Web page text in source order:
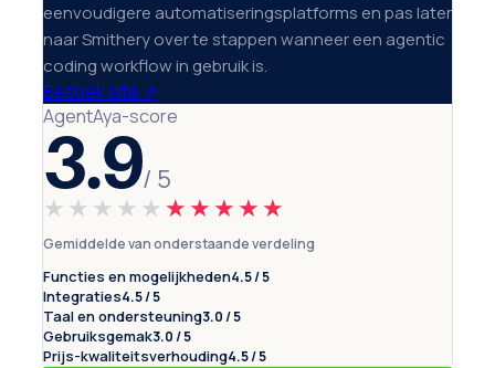
eenvoudigere automatiseringsplatforms en pas later
naar Smithery over te stappen wanneer een agentic
coding workflow in gebruik is.
Bezoek site ↗
AgentAya-score
3.9/ 5
★★★★★ ★★★★★
Gemiddelde van onderstaande verdeling
Functies en mogelijkheden4.5 / 5
Integraties4.5 / 5
Taal en ondersteuning3.0 / 5
Gebruiksgemak3.0 / 5
Prijs-kwaliteitsverhouding4.5 / 5